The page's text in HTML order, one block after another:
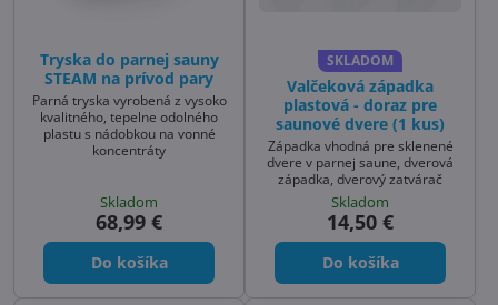
Tryska do parnej sauny
STEAM na prívod pary
Parná tryska vyrobená z vysoko
kvalitného, tepelne odolného
plastu s nádobkou na vonné
koncentráty
Skladom
68,99 €
Do košíka
SKLADOM
Valčeková západka
plastová - doraz pre
saunové dvere (1 kus)
Západka vhodná pre sklenené
dvere v parnej saune, dverová
západka, dverový zatvárač
Skladom
14,50 €
Do košíka